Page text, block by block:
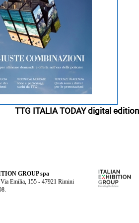
TTG ITALIA TODAY digital edition
GROUP spa
Via Emilia, 155 - 47921 Rimini